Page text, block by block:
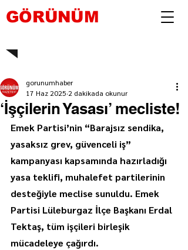
GÖRÜNÜM
‘İşçilerin Yasası’ mecliste!
gorunumhaber
17 Haz 2025 2 dakikada okunur
Emek Partisi’nin “Barajsız sendika,
yasaksız grev, güvenceli iş”
kampanyası kapsamında hazırladığı
yasa teklifi, muhalefet partilerinin
desteğiyle meclise sunuldu. Emek
Partisi Lüleburgaz İlçe Başkanı Erdal
Tektaş, tüm işçileri birleşik
mücadeleye çağırdı.